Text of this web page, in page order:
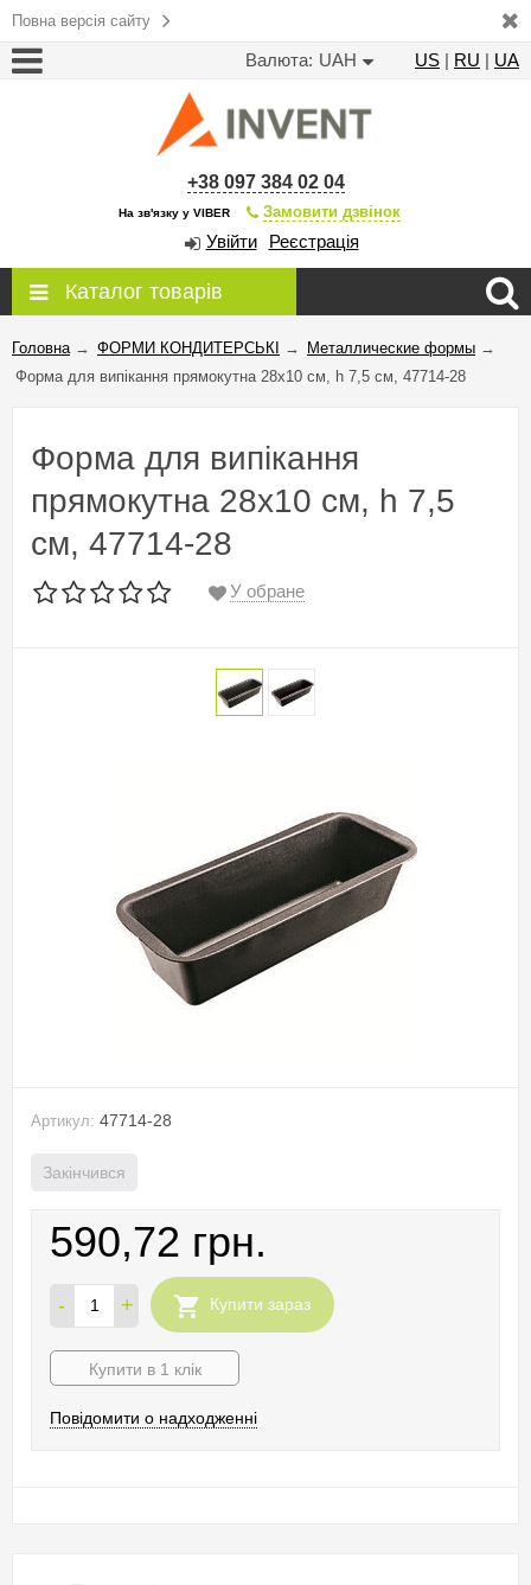
Повна версія сайту
Валюта: UAH US | RU | UA
+38 097 384 02 04
На зв'язку у VIBER Замовити дзвінок
Увійти Реєстрація
Каталог товарів
Головна → ФОРМИ КОНДИТЕРСЬКІ → Металлические формы →
Форма для випікання прямокутна 28x10 см, h 7,5 см, 47714-28
Форма для випікання
прямокутна 28x10 см, h 7,5
см, 47714-28
У обране
Артикул: 47714-28
Закінчився
590,72 грн.
- + Купити зараз
Купити в 1 клік
Повідомити о надходженні